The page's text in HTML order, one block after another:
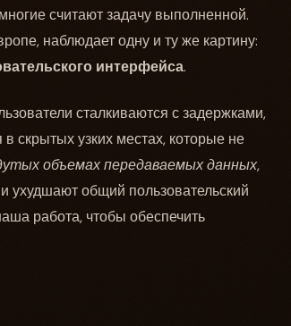
считают задачу выполненной.
наблюдает одну и ту же картину:
интерфейса.
сталкиваются с задержками,
скрытых узких местах, которые не
объемах передаваемых данных,
ухудшают общий пользовательский
работа, чтобы обеспечить